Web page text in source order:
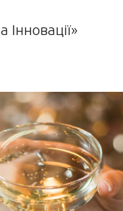
Інновації»